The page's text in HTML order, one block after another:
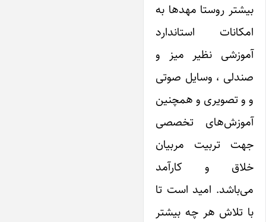
بیشتر روستا مهدها به
امکانات استاندارد
آموزشی نظیر میز و
صندلی ، وسایل صوتی
و و تصویری و همچنین
آموزش‌های تخصصی
جهت تربیت مربیان
خلاق و کارآمد
می‌باشد. امید است تا
با تلاش هر چه بیشتر